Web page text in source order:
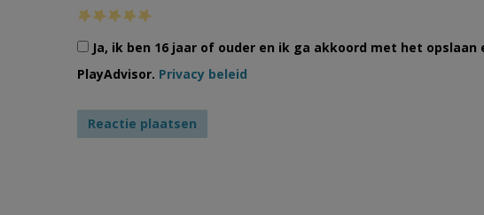
Ja, ik ben 16 jaar of ouder en ik ga akkoord met het
PlayAdvisor. Privacy beleid